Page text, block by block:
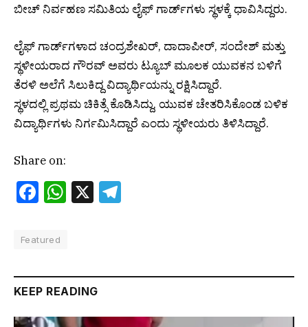
ಬೀಚ್‌ ನಿರ್ವಹಣ ಸಮಿತಿಯ ಲೈಫ್‌ ಗಾರ್ಡ್‌ಗಳು ಸ್ಥಳಕ್ಕೆ ಧಾವಿಸಿದ್ದರು.
ಲೈಫ್‌ ಗಾರ್ಡ್‌ಗಳಾದ ಚಂದ್ರಶೇಖರ್‌, ದಾದಾಪೀರ್‌, ಸಂದೇಶ್‌ ಮತ್ತು
ಸ್ಥಳೀಯರಾದ ಗೌರವ್‌ ಅವರು ಟ್ಯೂಬ್‌ ಮೂಲಕ ಯುವಕನ ಬಳಿಗೆ
ತೆರಳಿ ಅಲೆಗೆ ಸಿಲುಕಿದ್ದ ವಿದ್ಯಾರ್ಥಿಯನ್ನು ರಕ್ಷಿಸಿದ್ದಾರೆ.
ಸ್ಥಳದಲ್ಲಿ ಪ್ರಥಮ ಚಿಕಿತ್ಸೆ ಕೊಡಿಸಿದ್ದು, ಯುವಕ ಚೇತರಿಸಿಕೊಂಡ ಬಳಿಕ
ವಿದ್ಯಾರ್ಥಿಗಳು ನಿರ್ಗಮಿಸಿದ್ದಾರೆ ಎಂದು ಸ್ಥಳೀಯರು ತಿಳಿಸಿದ್ದಾರೆ.
Share on:
Facebook
WhatsApp
X
Featured
KEEP READING